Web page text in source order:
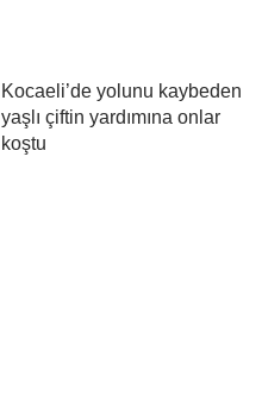
Kocaeli’de yolunu kaybeden
yaşlı çiftin yardımına onlar
koştu